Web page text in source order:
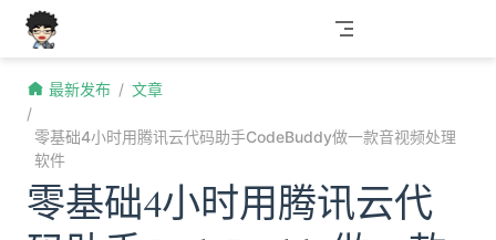
跳至主要內容
最新发布 文章
零基础4小时用腾讯云代码助手CodeBuddy做一款音视频处理
软件
零基础4小时用腾讯云代